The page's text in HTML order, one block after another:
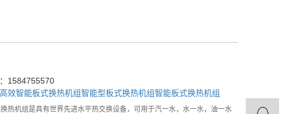
1584755570
高效智能板式换热机组智能型板式换热机组智能板式换热机组
组是具有世界先进水平热交换设备，可用于汽一水，水一水，油一水